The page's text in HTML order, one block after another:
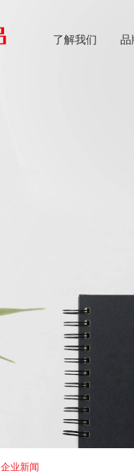
了解我们 品
企业新闻